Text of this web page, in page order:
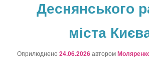
з
п
с
Деснянського
міста
Оприлюднено24.06.2026автором